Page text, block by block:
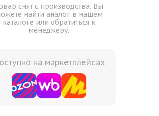
снят с производства. Вы
найти аналог в нашем
каталоге или обратиться к
менеджеру.
на маркетплейсах